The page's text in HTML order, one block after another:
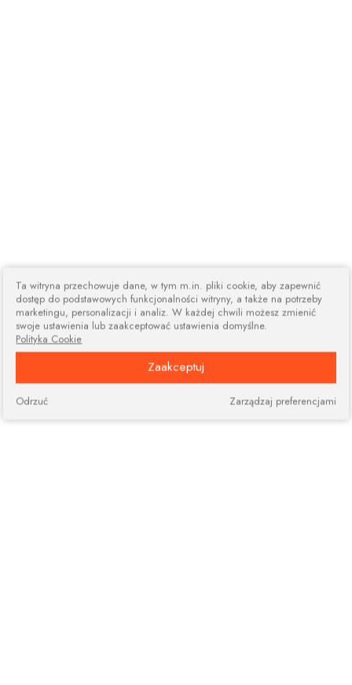
Ta witryna przechowuje dane, w tym m.in. pliki cookie, aby zapewnić
dostęp do podstawowych funkcjonalności witryny, a także na potrzeby
marketingu, personalizacji i analiz. W każdej chwili możesz zmienić
swoje ustawienia lub zaakceptować ustawienia domyślne.
Polityka Cookie
Zaakceptuj
Zarządzaj preferencjami
Odrzuć